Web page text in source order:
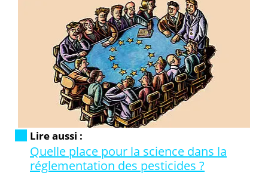
Lire aussi :
Quelle place pour la science dans la
réglementation des pesticides ?